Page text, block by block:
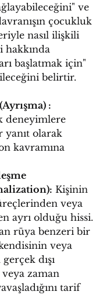
ve
çocukluk
nasıl ilişkili
hakkında
başlatmak için"
belirtir.
:
deneyimlere
yanıt olarak
kavramına
Kişinin
veya
ayrı olduğu hissi.
rüya benzeri bir
veya
dışı
zaman
tarif